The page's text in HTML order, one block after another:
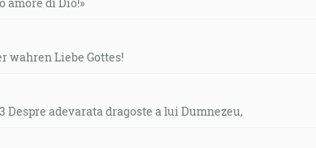
wahren Liebe Gottes!
Despre adevarata dragoste a lui Dumnezeu,